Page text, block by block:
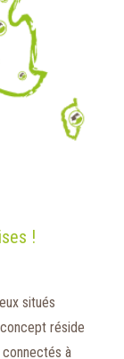
!
situés
réside
à